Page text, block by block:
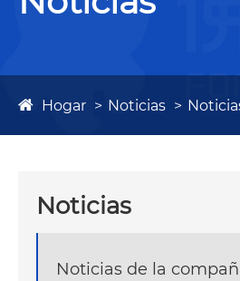
Hogar Noticias
Noticias
Noticias de la